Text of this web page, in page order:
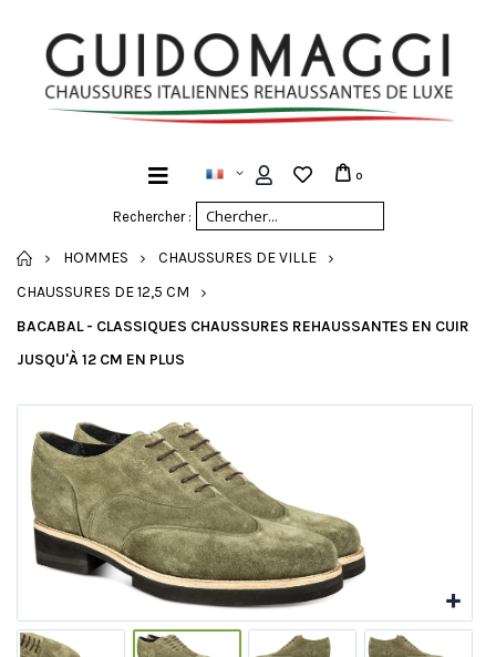
Rechercher :
0
ACCUEIL
HOMMES
CHAUSSURES DE VILLE
CHAUSSURES DE 12,5 CM
BACABAL - CLASSIQUES CHAUSSURES REHAUSSANTES EN CUIR
JUSQU'À 12 CM EN PLUS